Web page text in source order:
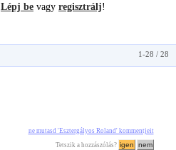
Lépj be vagy regisztrálj!
1-28 / 28
ne mutasd 'Esztergályos Roland' kommentjeit
Tetszik a hozzászólás?